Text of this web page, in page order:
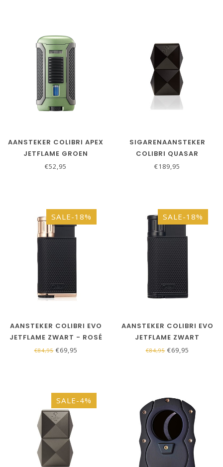
AANSTEKER COLIBRI APEX
JETFLAME GROEN
€52,95
SIGARENAANSTEKER
COLIBRI QUASAR
TAFELAANSTEKER ZWART
€189,95
SALE-18%
AANSTEKER COLIBRI EVO
JETFLAME ZWART - ROSÉ
GOUD
€84,95€69,95
SALE-18%
AANSTEKER COLIBRI EVO
JETFLAME ZWART
€84,95€69,95
SALE-4%